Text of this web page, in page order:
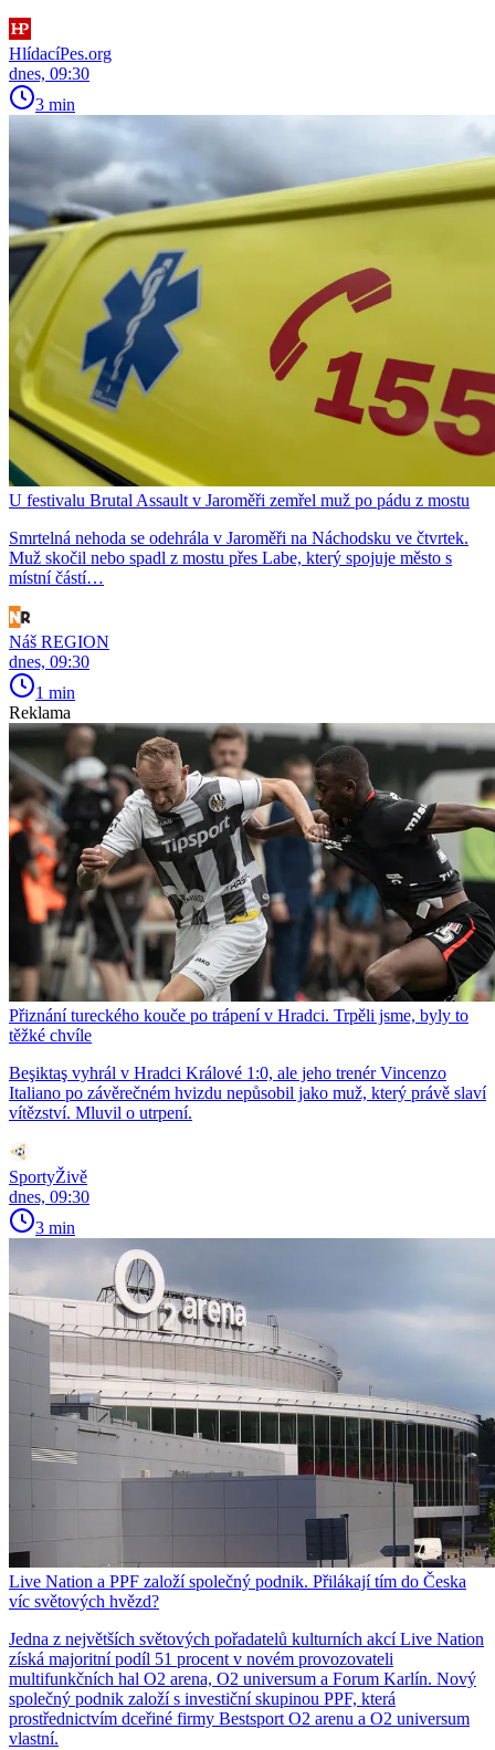
HlídacíPes.org
dnes, 09:30
3 min
U festivalu Brutal Assault v Jaroměři zemřel muž po pádu z mostu
Smrtelná nehoda se odehrála v Jaroměři na Náchodsku ve čtvrtek.
Muž skočil nebo spadl z mostu přes Labe, který spojuje město s
místní částí…
Náš REGION
dnes, 09:30
1 min
Reklama
Přiznání tureckého kouče po trápení v Hradci. Trpěli jsme, byly to
těžké chvíle
Beşiktaş vyhrál v Hradci Králové 1:0, ale jeho trenér Vincenzo
Italiano po závěrečném hvizdu nepůsobil jako muž, který právě slaví
vítězství. Mluvil o utrpení.
SportyŽivě
dnes, 09:30
3 min
Live Nation a PPF založí společný podnik. Přilákají tím do Česka
víc světových hvězd?
Jedna z největších světových pořadatelů kulturních akcí Live Nation
získá majoritní podíl 51 procent v novém provozovateli
multifunkčních hal O2 arena, O2 universum a Forum Karlín. Nový
společný podnik založí s investiční skupinou PPF, která
prostřednictvím dceřiné firmy Bestsport O2 arenu a O2 universum
vlastní.